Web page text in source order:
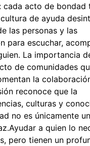
cada acto de bondad
de ayuda
las personas y las
para escuchar,
La importancia
de comunidades
la
reconoce que la
culturas y
no es únicamente
a quien lo
pero tienen un